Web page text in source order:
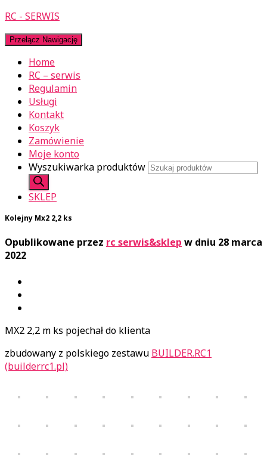
RC - SERWIS
Przełącz Nawigację
Home
RC – serwis
Regulamin
Usługi
Kontakt
Koszyk
Zamówienie
Moje konto
Wyszukiwarka produktów
SKLEP
Kolejny Mx2 2,2 ks
Opublikowane przez rc serwis&sklep w dniu 28 marca
2022
MX2 2,2 m ks pojechał do klienta
zbudowany z polskiego zestawu BUILDER.RC1
(builderrc1.pl)